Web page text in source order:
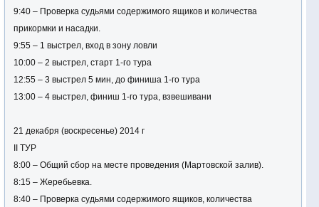
9:40 – Проверка судьями содержимого ящиков и количества
прикормки и насадки.
9:55 – 1 выстрел, вход в зону ловли
10:00 – 2 выстрел, старт 1-го тура
12:55 – 3 выстрел 5 мин, до финиша 1-го тура
13:00 – 4 выстрел, финиш 1-го тура, взвешивани
21 декабря (воскресенье) 2014 г
II ТУР
8:00 – Общий сбор на месте проведения (Мартовской залив).
8:15 – Жеребьевка.
8:40 – Проверка судьями содержимого ящиков, количества